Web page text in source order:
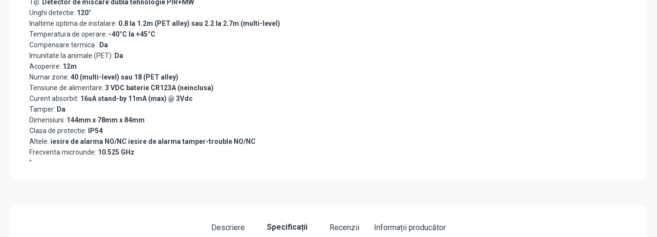
Tip: Detector de miscare dubla tehnologie PIR+MW
Unghi detectie: 120°
Inaltime optima de instalare: 0.8 la 1.2m (PET alley) sau 2.2 la 2.7m (multi-level)
Temperatura de operare: -40°C la +45°C
Compensare termica : Da
Imunitate la animale (PET): Da
Acoperire: 12m
Numar zone: 40 (multi-level) sau 18 (PET alley)
Tensiune de alimentare: 3 VDC baterie CR123A (neinclusa)
Curent absorbit: 16uA stand-by 11mA (max) @ 3Vdc
Tamper: Da
Dimensiuni: 144mm x 78mm x 84mm
Clasa de protectie:
IP54
Altele: iesire de alarma NO/NC iesire de alarma tamper-trouble NO/NC
Frecventa microunde: 10.525 GHz
"
Descriere Specificații Recenzii Informații producător